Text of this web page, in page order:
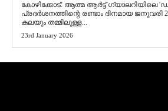
​കോഴിക്കോട്: ആത്മ ആർട്ട് ഗ്യാലറിയിലെ
പ്രദർശനത്തിന്റെ രണ്ടാം ദിനമായ ജനുവരി
കലയും തമ്മിലുള്ള...
23rd January 2026